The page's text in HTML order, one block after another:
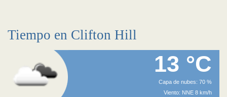
Tiempo en Clifton Hill
13 °C
Capa de nubes: 70 %
Viento: NNE 8 km/h